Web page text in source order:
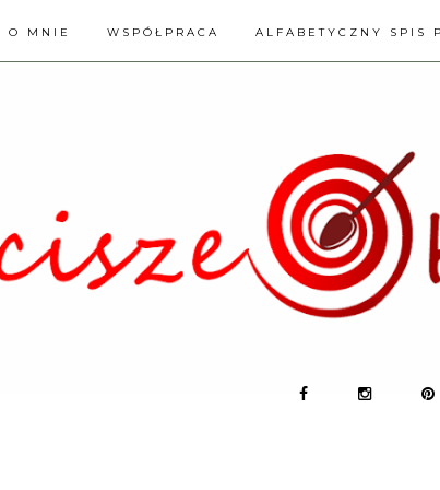
O MNIE WSPÓŁPRACA ALFABETYCZNY SPIS